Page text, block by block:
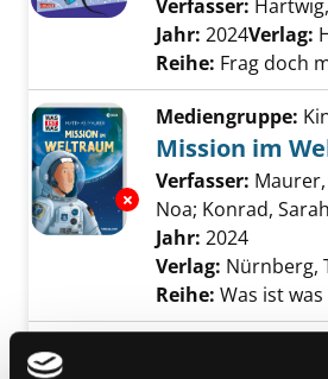
Verfasser:
Jahr: 2024Verlag:
Reihe: Frag doch
Exemplar-Details von
Mediengruppe:
Mission im
Verfasser:
Noa; Konrad, Sarah
Jahr: 2024
Verlag: Nürnberg,
Reihe: Was ist was